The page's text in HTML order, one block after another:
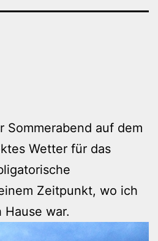
Sommerabend auf dem
Wetter für das
Zeitpunkt, wo ich
Hause war.